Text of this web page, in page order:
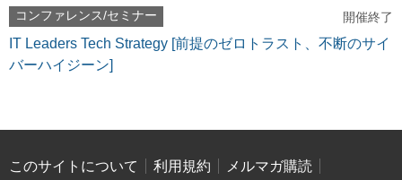
コンファレンス/セミナー 開催終了
IT Leaders Tech Strategy [前提のゼロトラスト、不断のサイ
バーハイジーン]
このサイトについて 利用規約
メルマガ購読